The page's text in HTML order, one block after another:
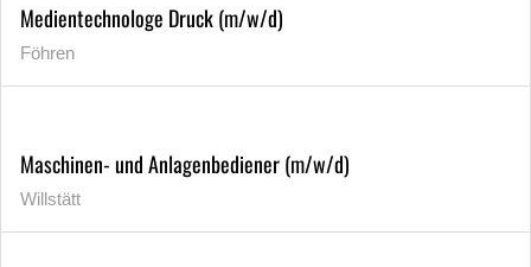
Medientechnologe Druck (m/w/d)
Föhren
Maschinen- und Anlagenbediener (m/w/d)
Willstätt